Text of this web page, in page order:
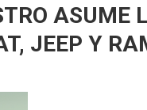
ASUME
JEEP Y